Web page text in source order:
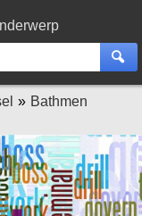
Bathmen